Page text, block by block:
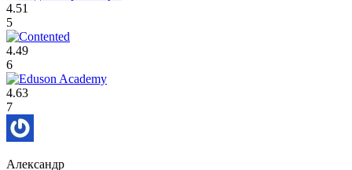
4.51
5
4.49
6
4.63
7
Александр